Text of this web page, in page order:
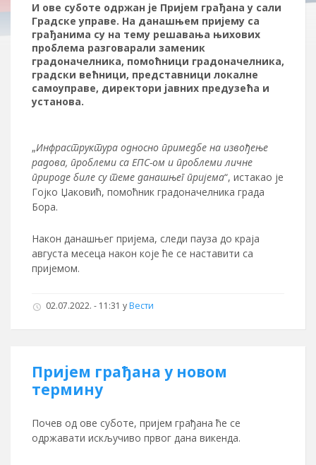
И ове суботе одржан је Пријем грађана у сали
Градске управе. На данашњем пријему са
грађанима су на тему решавања њихових
проблема разговарали заменик
градоначелника, помоћници градоначелника,
градски већници, представници локалне
самоуправе, директори јавних предузећа и
установа.
„Инфраструктура односно примедбе на извођење
радова, проблеми са ЕПС-ом и проблеми личне
природе биле су теме данашњег пријема“, истакао је
Гојко Џаковић, помоћник градоначелника града
Бора.
Након данашњег пријема, следи пауза до краја
августа месеца након које ће се наставити са
пријемом.
02.07.2022. - 11:31 уВести
Пријем грађана у новом
термину
Почев од ове суботе, пријем грађана ће се
одржавати искључиво првог дана викенда.